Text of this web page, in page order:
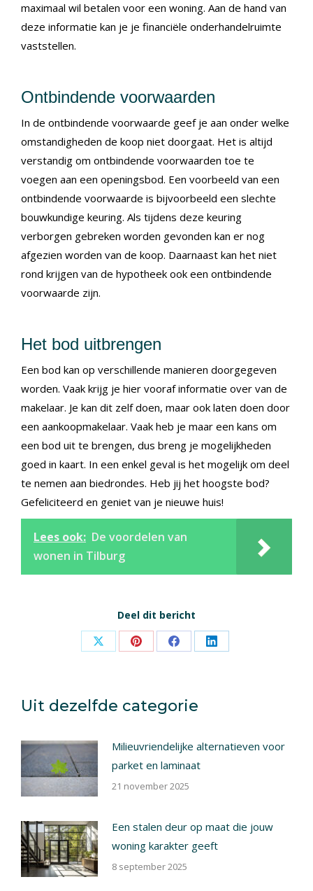
maximaal wil betalen voor een woning. Aan de hand van
deze informatie kan je je financiële onderhandelruimte
vaststellen.
Ontbindende voorwaarden
In de ontbindende voorwaarde geef je aan onder welke
omstandigheden de koop niet doorgaat. Het is altijd
verstandig om ontbindende voorwaarden toe te
voegen aan een openingsbod. Een voorbeeld van een
ontbindende voorwaarde is bijvoorbeeld een slechte
bouwkundige keuring. Als tijdens deze keuring
verborgen gebreken worden gevonden kan er nog
afgezien worden van de koop. Daarnaast kan het niet
rond krijgen van de hypotheek ook een ontbindende
voorwaarde zijn.
Het bod uitbrengen
Een bod kan op verschillende manieren doorgegeven
worden. Vaak krijg je hier vooraf informatie over van de
makelaar. Je kan dit zelf doen, maar ook laten doen door
een aankoopmakelaar. Vaak heb je maar een kans om
een bod uit te brengen, dus breng je mogelijkheden
goed in kaart. In een enkel geval is het mogelijk om deel
te nemen aan biedrondes. Heb jij het hoogste bod?
Gefeliciteerd en geniet van je nieuwe huis!
Lees ook: De voordelen van
wonen in Tilburg
Deel dit bericht
Share Share Share Share
Uit dezelfde categorie
Milieuvriendelijke alternatieven voor
parket en laminaat
21 november 2025
Een stalen deur op maat die jouw
woning karakter geeft
8 september 2025